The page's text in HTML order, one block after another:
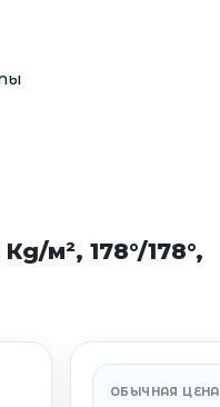
м², 178°/178°,
ОБЫЧНАЯ ЦЕНА